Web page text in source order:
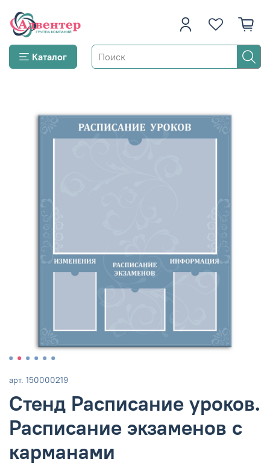
Каталог
арт. 150000219
Стенд Расписание уроков.
Расписание экзаменов с
карманами